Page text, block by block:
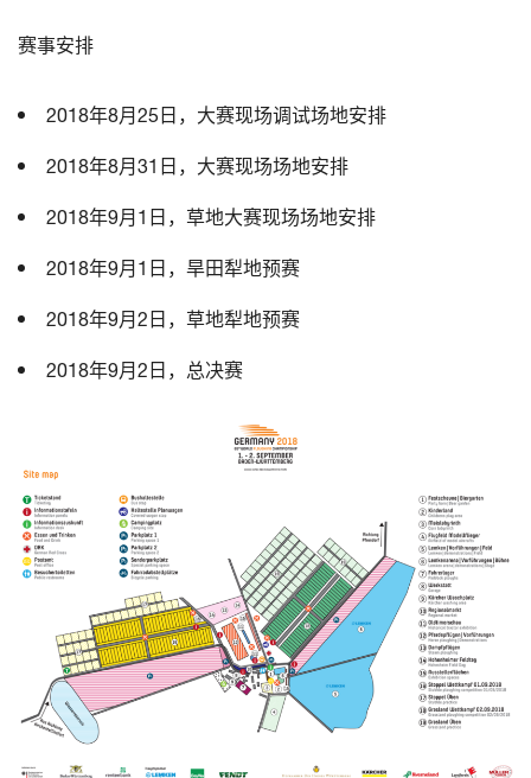
赛事安排
2018年8月25日，大赛现场调试场地安排
2018年8月31日，大赛现场场地安排
2018年9月1日，草地大赛现场场地安排
2018年9月1日，旱田犁地预赛
2018年9月2日，草地犁地预赛
2018年9月2日，总决赛